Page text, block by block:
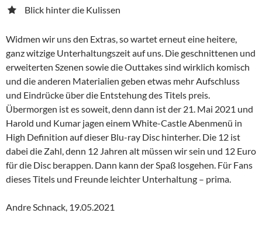
Blick hinter die Kulissen
Widmen wir uns den Extras, so wartet erneut eine heitere,
ganz witzige Unterhaltungszeit auf uns. Die geschnittenen und
erweiterten Szenen sowie die Outtakes sind wirklich komisch
und die anderen Materialien geben etwas mehr Aufschluss
und Eindrücke über die Entstehung des Titels preis.
Übermorgen ist es soweit, denn dann ist der 21. Mai 2021 und
Harold und Kumar jagen einem White-Castle Abenmenü in
High Definition auf dieser Blu-ray Disc hinterher. Die 12 ist
dabei die Zahl, denn 12 Jahren alt müssen wir sein und 12 Euro
für die Disc berappen. Dann kann der Spaß losgehen. Für Fans
dieses Titels und Freunde leichter Unterhaltung – prima.
Andre Schnack, 19.05.2021